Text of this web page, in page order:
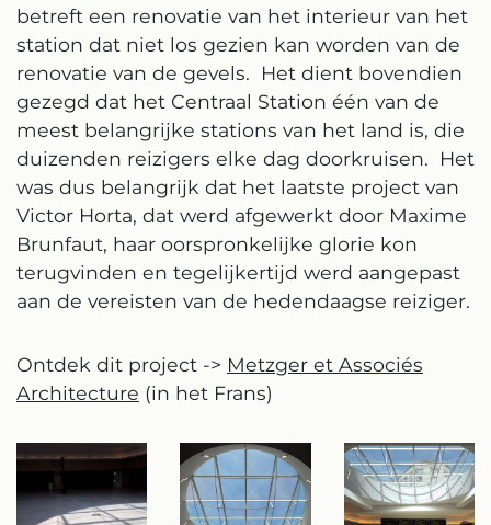
betreft een renovatie van het interieur van het
station dat niet los gezien kan worden van de
renovatie van de gevels. Het dient bovendien
gezegd dat het Centraal Station één van de
meest belangrijke stations van het land is, die
duizenden reizigers elke dag doorkruisen. Het
was dus belangrijk dat het laatste project van
Victor Horta, dat werd afgewerkt door Maxime
Brunfaut, haar oorspronkelijke glorie kon
terugvinden en tegelijkertijd werd aangepast
aan de vereisten van de hedendaagse reiziger.
Ontdek dit project -> Metzger et Associés
Architecture (in het Frans)